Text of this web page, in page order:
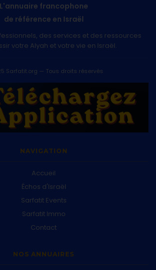
L'annuaire francophone
de référence en Israël
des services et des ressources
votre Alyah et votre vie en Israël.
Sarfatit.org — Tous droits réservés
NAVIGATION
Accueil
Échos d'Israël
Sarfatit Events
Sarfatit Immo
Contact
NOS ANNUAIRES